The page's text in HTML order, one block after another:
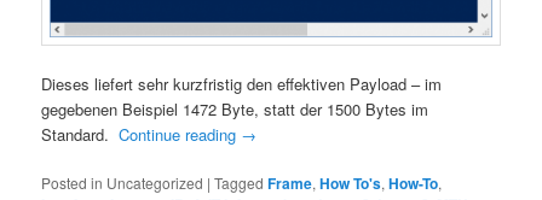
Dieses liefert sehr kurzfristig den effektiven Payload – im
gegebenen Beispiel 1472 Byte, statt der 1500 Bytes im
Standard.Continue reading →
Posted in Uncategorized |Tagged Frame,How To's,How-To,